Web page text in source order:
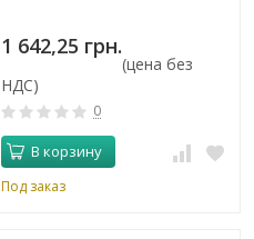
1 642,25 грн.
(цена без
НДС)
0
В корзину
Под заказ